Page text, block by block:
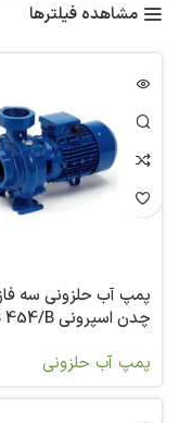
مشاهده فیلترها
پمپ آب حلزونی سه فاز
چدن اسپرونی CB 454/B
پمپ آب حلزونی